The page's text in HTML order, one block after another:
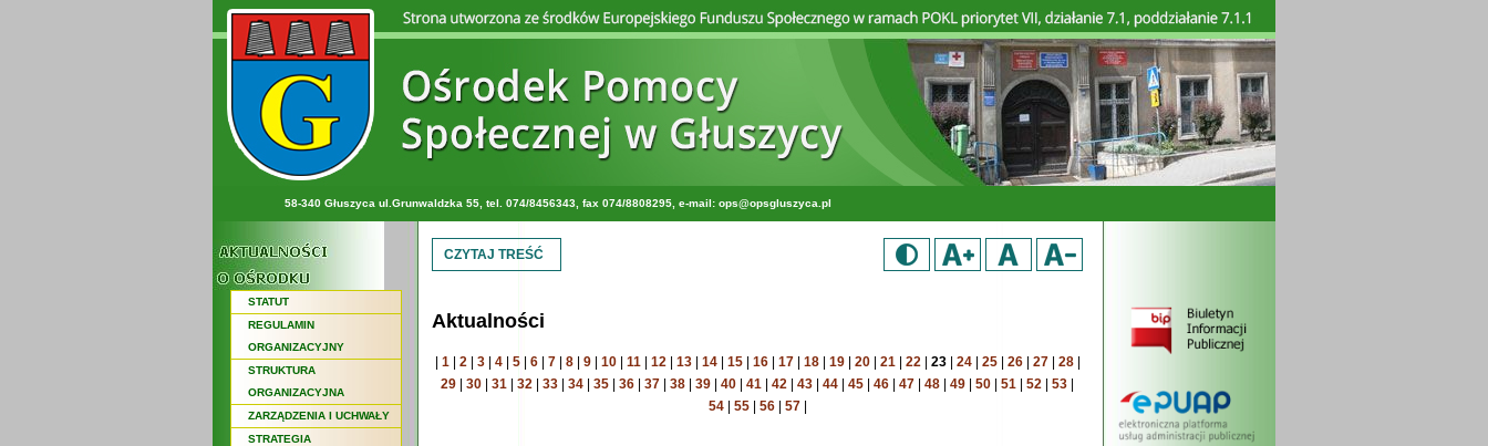
58-340 Głuszyca ul.Grunwaldzka 55, tel. 074/8456343, fax 074/8808295, e-mail: ops@opsgluszyca.pl
STATUT
REGULAMIN
ORGANIZACYJNY
STRUKTURA
ORGANIZACYJNA
ZARZĄDZENIA I UCHWAŁY
STRATEGIA
CZYTAJ TREŚĆ
Aktualności
1| 2| 3| 4| 5| 6| 7| 8| 9| 10| 11| 12| 13| 14| 15| 16| 17| 18| 19| 20| 21| 22| 23| 24| 25| 26| 27| 28|
29
30 31 32 33 34 35 36 37 38 39 40 41 42 43 44 45 46 47 48 49 50 51 52 53
54| 55| 56| 57|